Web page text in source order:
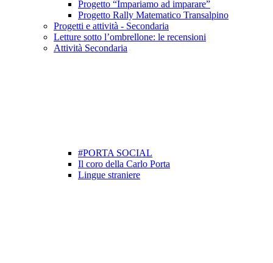
Progetto “Impariamo ad imparare”
Progetto Rally Matematico Transalpino
Progetti e attività - Secondaria
Letture sotto l’ombrellone: le recensioni
Attività Secondaria
#PORTA SOCIAL
Il coro della Carlo Porta
Lingue straniere